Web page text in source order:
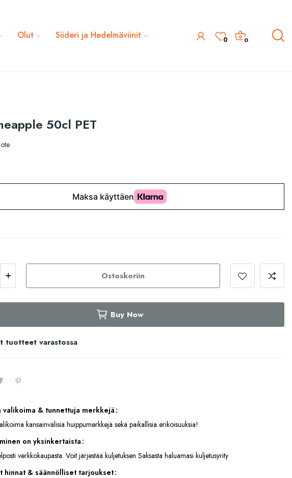
Olut Siideri ja Hedelmäviinit 0 0
50cl PET
Ostoskoriin
Buy Now
tuotteet varastossa
valikoima & tunnettuja merkkejä
kansainvälisiä huippumerkkejä sekä paikallisia erikoisuuksia!
on yksinkertaista
verkkokaupasta. Voit järjestää kuljetuksen Saksasta haluamasi kuljetusyrity
hinnat & säännölliset tarjoukset